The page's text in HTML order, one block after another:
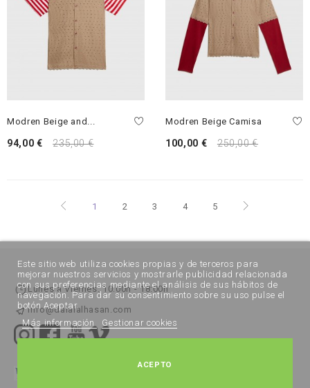
Modren Beige and...
94,00 € 235,00 €
Modren Beige Camisa
100,00 € 250,00 €
1 2 3 4 5
Lunes a Viernes: 10:00h - 18:00h
info@dalalalhasan.com
Este sitio web utiliza cookies propias y de terceros para
mejorar nuestros servicios y mostrarle publicidad relacionada
con sus preferencias mediante el análisis de sus hábitos de
navegación. Para dar su consentimiento sobre su uso pulse el
botón Aceptar.
Más información
Gestionar cookies
ACEPTO